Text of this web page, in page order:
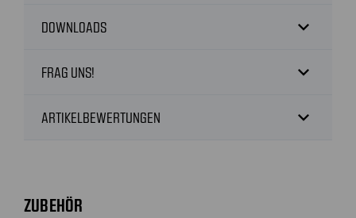
DOWNLOADS expand_more
FRAG UNS! expand_more
ARTIKELBEWERTUNGEN expand_more
ZUBEHÖR